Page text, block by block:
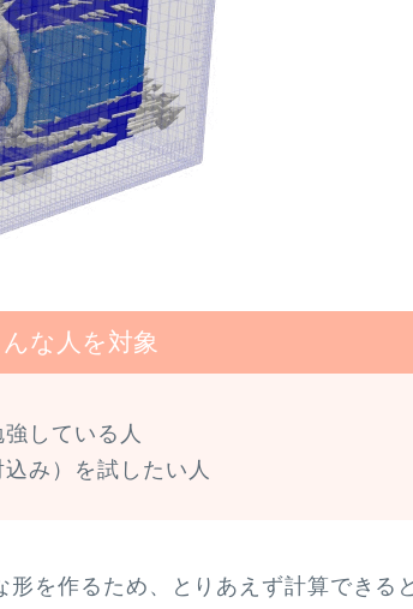
な人を対象
している人
み）を試したい人
を作るため、とりあえず計算できる